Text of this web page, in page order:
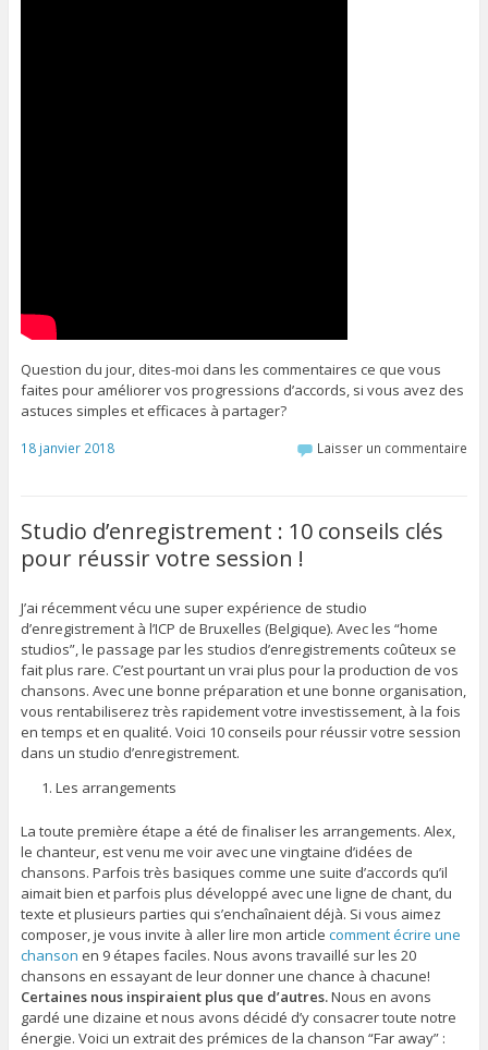
Question du jour, dites-moi dans les commentaires ce que vous
faites pour améliorer vos progressions d’accords, si vous avez des
astuces simples et efficaces à partager?
18 janvier 2018 Laisser un commentaire
Studio d’enregistrement : 10 conseils clés
pour réussir votre session !
J’ai récemment vécu une super expérience de studio
d’enregistrement à l’ICP de Bruxelles (Belgique). Avec les “home
studios”, le passage par les studios d’enregistrements coûteux se
fait plus rare. C’est pourtant un vrai plus pour la production de vos
chansons. Avec une bonne préparation et une bonne organisation,
vous rentabiliserez très rapidement votre investissement, à la fois
en temps et en qualité. Voici 10 conseils pour réussir votre session
dans un studio d’enregistrement.
Les arrangements
La toute première étape a été de finaliser les arrangements. Alex,
le chanteur, est venu me voir avec une vingtaine d’idées de
chansons. Parfois très basiques comme une suite d’accords qu’il
aimait bien et parfois plus développé avec une ligne de chant, du
texte et plusieurs parties qui s’enchaînaient déjà. Si vous aimez
composer, je vous invite à aller lire mon article comment écrire une
chanson en 9 étapes faciles. Nous avons travaillé sur les 20
chansons en essayant de leur donner une chance à chacune!
Certaines nous inspiraient plus que d’autres.Nous en avons
gardé une dizaine et nous avons décidé d’y consacrer toute notre
énergie. Voici un extrait des prémices de la chanson “Far away” :